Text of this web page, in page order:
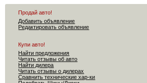
Продай авто!
Добавить объявление
Редактировать объявление
Купи авто!
Найти предложения
Читать отзывы об авто
Найти дилера
Читать отзывы о дилерах
Сравнить технические хар-ки